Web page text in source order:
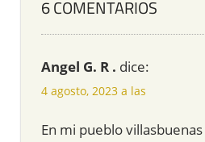
6 COMENTARIOS
Angel G. R . dice:
4 agosto, 2023 a las
En mi pueblo